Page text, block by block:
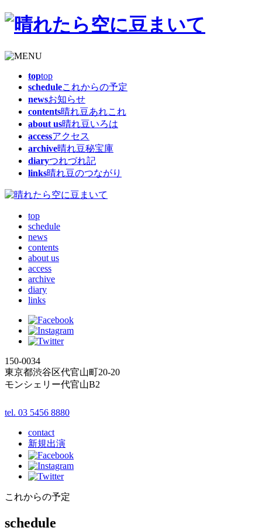
toptop
scheduleこれからの予定
newsお知らせ
contents晴れ豆あれこれ
about us晴れ豆いろは
accessアクセス
archive晴れ豆秘宝庫
diaryつれづれ記
links晴れ豆のつながり
top
schedule
news
contents
about us
access
archive
diary
links
150-0034
東京都渋谷区代官山町20-20
モンシェリー代官山B2
tel. 03 5456 8880
contact
新規出演
これからの予定
schedule